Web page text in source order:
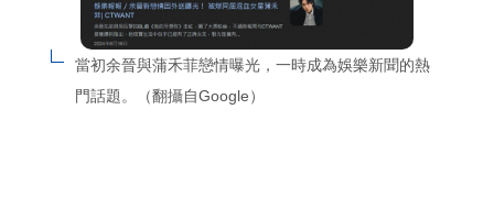
當初余晉與蒲禾菲戀情曝光，一時成為娛樂新聞的熱
門話題。（翻攝自Google）